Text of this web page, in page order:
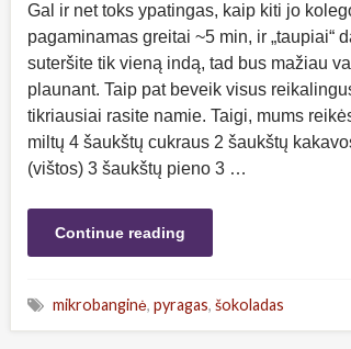
Gal ir net toks ypatingas, kaip kiti jo
pagaminamas greitai ~5 min, ir „taupiai“
suteršite tik vieną indą, tad bus mažiau
plaunant. Taip pat beveik visus
tikriausiai rasite namie. Taigi, mums
miltų 4 šaukštų cukraus 2 šaukštų
(vištos) 3 šaukštų pieno 3 …
Continue reading
mikrobanginė, pyragas, šokoladas